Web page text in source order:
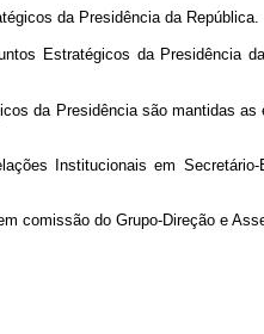
da Presidência da República.
Estratégicos da Presidência
da Presidência são mantidas
Institucionais em
comissão do Grupo-Direção e